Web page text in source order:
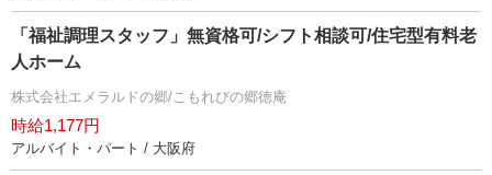
「福祉調理スタッフ」無資格可/シフト相談可/住宅型有料老
人ホーム
株式会社エメラルドの郷/こもれびの郷徳庵
時給1,177円
アルバイト・パート / 大阪府